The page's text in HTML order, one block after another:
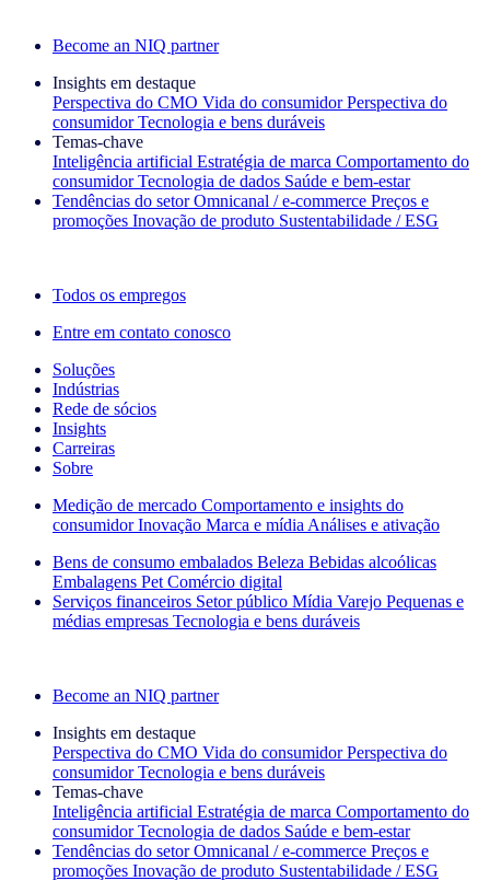
Become an NIQ partner
Insights em destaque
Perspectiva do CMO Vida do consumidor Perspectiva do
consumidor Tecnologia e bens duráveis
Temas‑chave
Inteligência artificial Estratégia de marca Comportamento do
consumidor Tecnologia de dados Saúde e bem‑estar
Tendências do setor Omnicanal / e‑commerce Preços e
promoções Inovação de produto Sustentabilidade / ESG
Todos os empregos
Entre em contato conosco
Soluções
Indústrias
Rede de sócios
Insights
Carreiras
Sobre
Medição de mercado Comportamento e insights do
consumidor Inovação Marca e mídia Análises e ativação
Bens de consumo embalados Beleza Bebidas alcoólicas
Embalagens Pet Comércio digital
Serviços financeiros Setor público Mídia Varejo Pequenas e
médias empresas Tecnologia e bens duráveis
Become an NIQ partner
Insights em destaque
Perspectiva do CMO Vida do consumidor Perspectiva do
consumidor Tecnologia e bens duráveis
Temas‑chave
Inteligência artificial Estratégia de marca Comportamento do
consumidor Tecnologia de dados Saúde e bem‑estar
Tendências do setor Omnicanal / e‑commerce Preços e
promoções Inovação de produto Sustentabilidade / ESG